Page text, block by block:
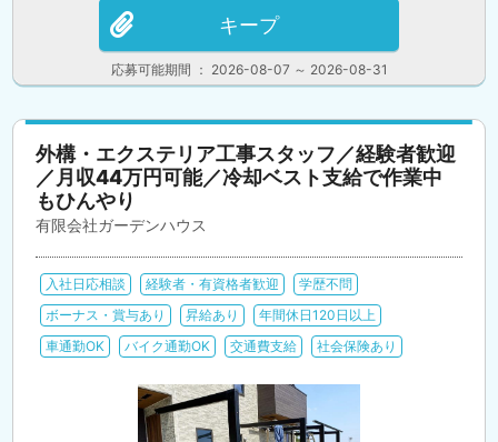
応募可能期間 ： 2026-08-07 ～ 2026-08-31
キープ
外構・エクステリア工事スタッフ／経験者歓迎
／月収44万円可能／冷却ベスト支給で作業中
もひんやり
有限会社ガーデンハウス
入社日応相談 経験者・有資格者歓迎
学歴不問
ボーナス・賞与あり
昇給あり
年間休日120日以上
車通勤OK
バイク通勤OK 交通費支給 社会保険あり